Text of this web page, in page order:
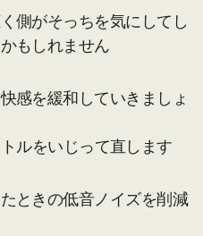
側がそっちを気にしてし
もしれません
感を緩和していきましょ
ルをいじって直します
ときの低音ノイズを削減